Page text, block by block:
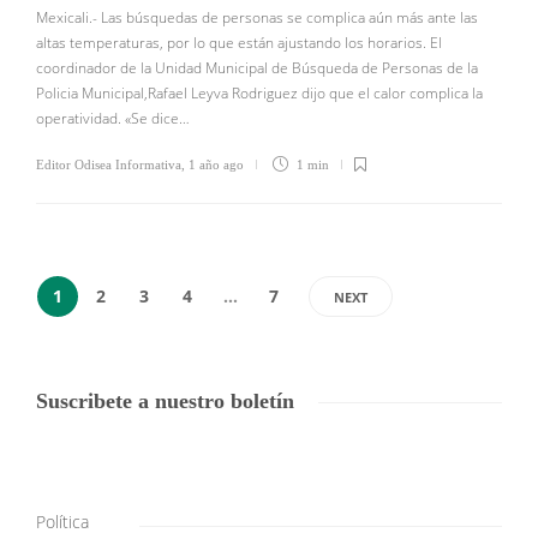
Mexicali.- Las búsquedas de personas se complica aún más ante las
altas temperaturas, por lo que están ajustando los horarios. El
coordinador de la Unidad Municipal de Búsqueda de Personas de la
Policia Municipal,Rafael Leyva Rodriguez dijo que el calor complica la
operatividad. «Se dice…
Editor Odisea Informativa 1 año ago 1 min
1 2 3 4 … 7 NEXT
Suscribete a nuestro boletín
Política